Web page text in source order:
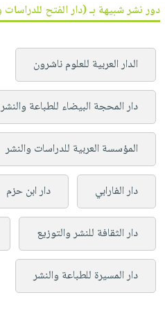
دور نشر شبيهة بـ (دار الفتح للدراسات
الدار العربية للعلوم ناشرون
دار المحجة البيضاء للطباعة
المؤسسة العربية للدراسات والنشر
دار الفارابي دار ابن حزم
دار الثقافة للنشر والتوزيع
دار المسيرة للطباعة والنشر